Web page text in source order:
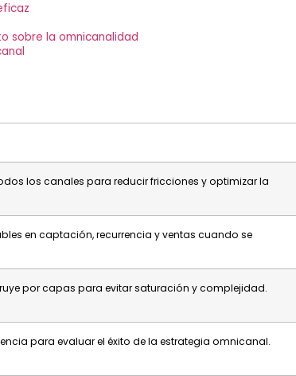
sobre la omnicanalidad
los canales para reducir fricciones y optimizar la
en captación, recurrencia y ventas cuando se
por capas para evitar saturación y complejidad.
para evaluar el éxito de la estrategia omnicanal.